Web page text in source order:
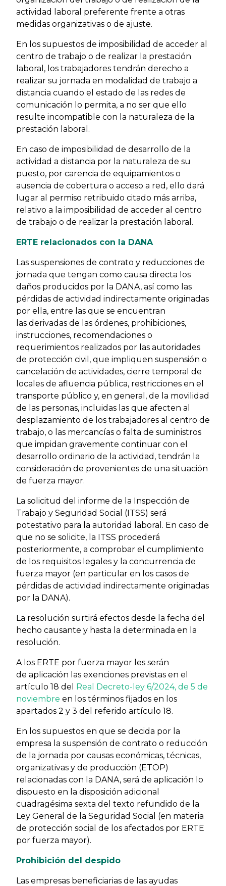
actividad laboral preferente frente a otras
medidas organizativas o de ajuste.
En los supuestos de imposibilidad de acceder al
centro de trabajo o de realizar la prestación
laboral, los trabajadores tendrán derecho a
realizar su jornada en modalidad de trabajo a
distancia cuando el estado de las redes de
comunicación lo permita, a no ser que ello
resulte incompatible con la naturaleza de la
prestación laboral.
En caso de imposibilidad de desarrollo de la
actividad a distancia por la naturaleza de su
puesto, por carencia de equipamientos o
ausencia de cobertura o acceso a red, ello dará
lugar al permiso retribuido citado más arriba,
relativo a la imposibilidad de acceder al centro
de trabajo o de realizar la prestación laboral.
ERTE relacionados con la DANA
Las suspensiones de contrato y reducciones de
jornada que tengan como causa directa los
daños producidos por la DANA, así como las
pérdidas de actividad indirectamente originadas
por ella, entre las que se encuentran
las derivadas de las órdenes, prohibiciones,
instrucciones, recomendaciones o
requerimientos realizados por las autoridades
de protección civil, que impliquen suspensión o
cancelación de actividades, cierre temporal de
locales de afluencia pública, restricciones en el
transporte público y, en general, de la movilidad
de las personas, incluidas las que afecten al
desplazamiento de los trabajadores al centro de
trabajo, o las mercancías o falta de suministros
que impidan gravemente continuar con el
desarrollo ordinario de la actividad, tendrán la
consideración de provenientes de una situación
de fuerza mayor.
La solicitud del informe de la Inspección de
Trabajo y Seguridad Social (ITSS) será
potestativo para la autoridad laboral. En caso de
que no se solicite, la ITSS procederá
posteriormente, a comprobar el cumplimiento
de los requisitos legales y la concurrencia de
fuerza mayor (en particular en los casos de
pérdidas de actividad indirectamente originadas
por la DANA).
La resolución surtirá efectos desde la fecha del
hecho causante y hasta la determinada en la
resolución.
A los ERTE por fuerza mayor les serán
de aplicación las exenciones previstas en el
artículo 18 del Real Decreto-ley 6/2024, de 5 de
noviembre en los términos fijados en los
apartados 2 y 3 del referido artículo 18.
En los supuestos en que se decida por la
empresa la suspensión de contrato o reducción
de la jornada por causas económicas, técnicas,
organizativas y de producción (ETOP)
relacionadas con la DANA, será de aplicación lo
dispuesto en la disposición adicional
cuadragésima sexta del texto refundido de la
Ley General de la Seguridad Social (en materia
de protección social de los afectados por ERTE
por fuerza mayor).
Prohibición del despido
Las empresas beneficiarias de las ayudas